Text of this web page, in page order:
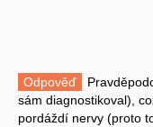
Odpověď
sám diagnostikoval),
pordáždí nervy (proto